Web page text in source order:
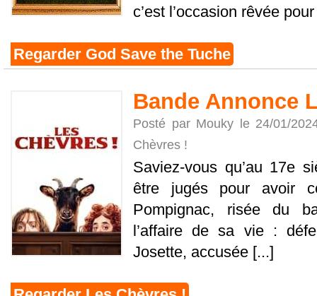
c’est l’occasion rêvée
Regarder God Save the Tuche
Bande Annonce
Posté par Mouky le 24/01/
Chèvres !
Saviez-vous qu’au 17e
être jugés pour avoir
Pompignac, risée du
l’affaire de sa vie :
Josette, accusée [...]